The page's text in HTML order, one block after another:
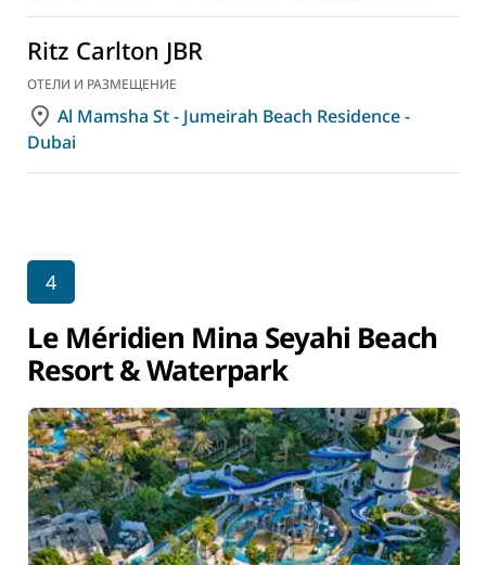
Ritz Carlton JBR
ОТЕЛИ И РАЗМЕЩЕНИЕ
Al Mamsha St - Jumeirah Beach Residence -
Dubai
4
Le Méridien Mina Seyahi Beach
Resort & Waterpark